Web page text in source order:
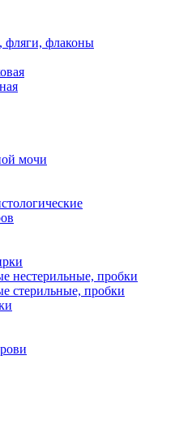
фляги, флаконы
мочи
нестерильные, пробки
стерильные, пробки